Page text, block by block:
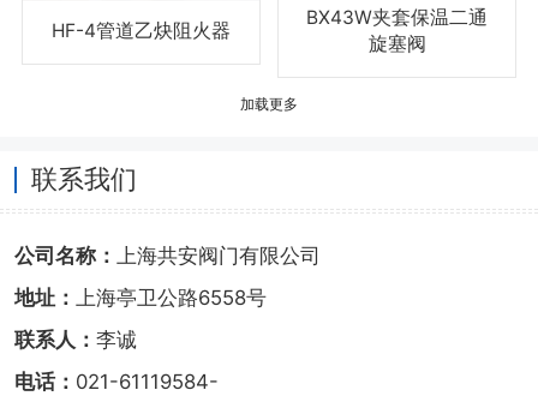
HF-4管道乙炔阻火器
BX43W夹套保温二通
旋塞阀
加载更多
联系我们
公司名称： 上海共安阀门有限公司
地址： 上海亭卫公路6558号
联系人： 李诚
电话： 021-61119584-